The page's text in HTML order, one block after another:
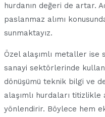
hurdanın değeri de artar.
paslanmaz alımı
sunmaktayız.
Özel alaşımlı metaller ise
sanayi sektörlerinde
dönüşümü teknik bilgi ve
alaşımlı hurdaları
yönlendirir. Böylece hem